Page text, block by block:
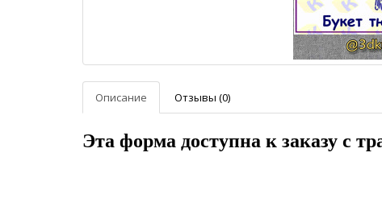
Описание Отзывы (0)
Эта форма доступна к заказу с